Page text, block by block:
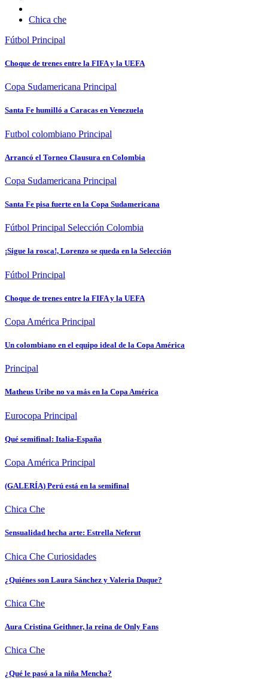
Chica che
Fútbol Principal
Choque de trenes entre la FIFA y la UEFA
Copa Sudamericana Principal
Santa Fe humilló a Caracas en Venezuela
Futbol colombiano Principal
Arrancó el Torneo Clausura en Colombia
Copa Sudamericana Principal
Santa Fe pisa fuerte en la Copa Sudamericana
Fútbol Principal Selección Colombia
¡Sigue la rosca!, Lorenzo se queda en la Selección
Fútbol Principal
Choque de trenes entre la FIFA y la UEFA
Copa América Principal
Un colombiano en el equipo ideal de la Copa América
Principal
Matheus Uribe no va más en la Copa América
Eurocopa Principal
Qué semifinal: Italia-España
Copa América Principal
(GALERÍA) Perú está en la semifinal
Chica Che
Sensualidad hecha arte: Estrella Neferut
Chica Che Curiosidades
¿Quiénes son Laura Sánchez y Valeria Duque?
Chica Che
Aura Cristina Geithner, la reina de Only Fans
Chica Che
¿Qué le pasó a la niña Mencha?